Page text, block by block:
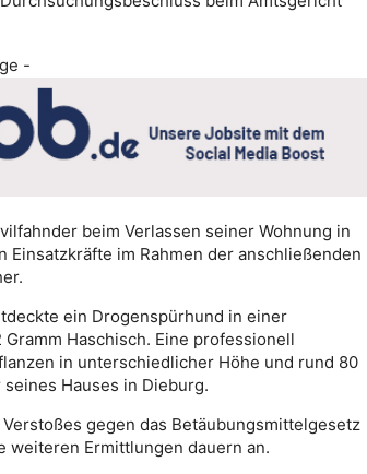
-
beim Verlassen seiner Wohnung in
im Rahmen der anschließenden
ein Drogenspürhund in einer
Haschisch. Eine professionell
in unterschiedlicher Höhe und rund 80
Hauses in Dieburg.
gegen das Betäubungsmittelgesetz
Ermittlungen dauern an.